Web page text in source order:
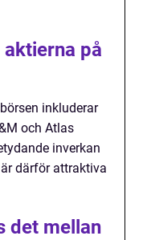
på
inkluderar
och Atlas
inverkan
därför attraktiva
det mellan